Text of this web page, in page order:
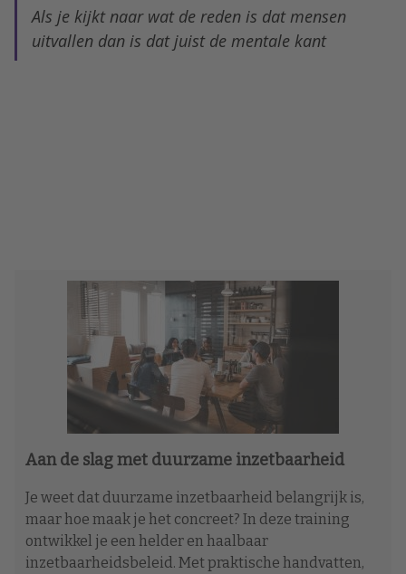
Als je kijkt naar wat de reden is dat mensen
uitvallen dan is dat juist de mentale kant
Aan de slag met duurzame inzetbaarheid
Je weet dat duurzame inzetbaarheid belangrijk is,
maar hoe maak je het concreet? In deze training
ontwikkel je een helder en haalbaar
inzetbaarheidsbeleid. Met praktische handvatten,